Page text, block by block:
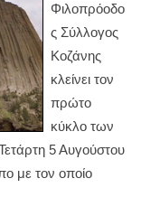
Φιλοπρόοδο
ς Σύλλογος
Κοζάνης
κλείνει τον
πρώτο
κύκλο των
5 Αυγούστου
με τον οποίο